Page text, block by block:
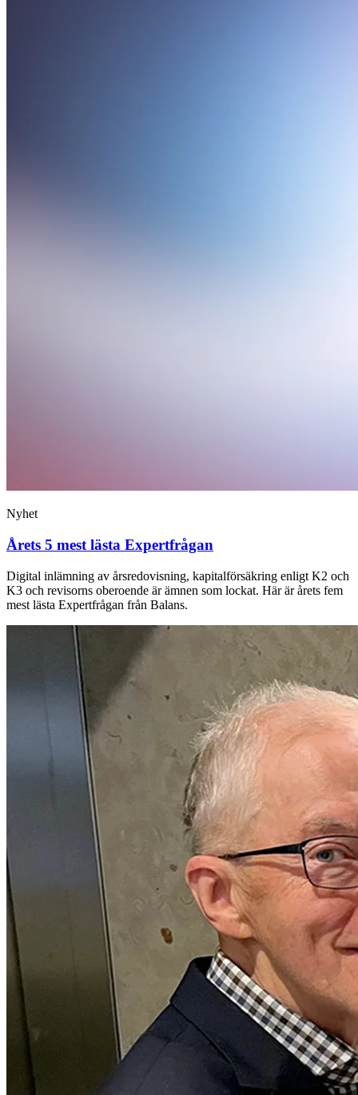
Nyhet
Årets 5 mest lästa Expertfrågan
Digital inlämning av årsredovisning, kapitalförsäkring enligt K2 och
K3 och revisorns oberoende är ämnen som lockat. Här är årets fem
mest lästa Expertfrågan från Balans.